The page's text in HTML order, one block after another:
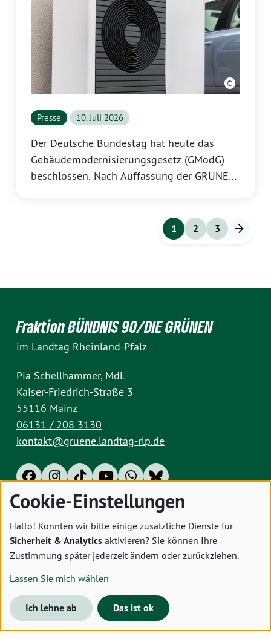
Presse 10. Juli 2026
Der Deutsche Bundestag hat heute das
Gebäudemodernisierungsgesetz (GModG)
beschlossen. Nach Auffassung der GRÜNEN
den Klimaschutz durch verlängerte Nutzung
fossiler Energieträger auf und belastet
Eder, Fraktionsvorsitzende der GRÜNEN
1 2 3
Fraktion BÜNDNIS 90/DIE GRÜNEN
im Landtag Rheinland-Pfalz
Pia Schellhammer, MdL
Kaiser-Friedrich-Straße 3
55116 Mainz
06131 / 208 3130
kontakt@gruene.landtag-rlp.de
Impressum Datenschutz Cookies
Cookie-Einstellungen
Hallo! Könnten wir bitte einige zusätzliche Dienste für
Sicherheit & Analytics aktivieren? Sie können Ihre
Zustimmung später jederzeit ändern oder zurückziehen.
Lassen Sie mich wählen
Ich lehne ab Das ist ok